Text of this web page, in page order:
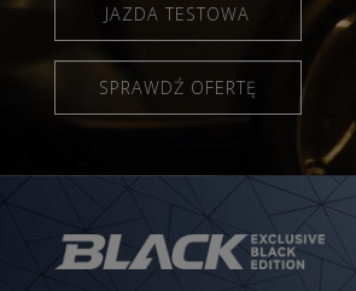
JAZDA TESTOWA
SPRAWDŹ OFERTĘ